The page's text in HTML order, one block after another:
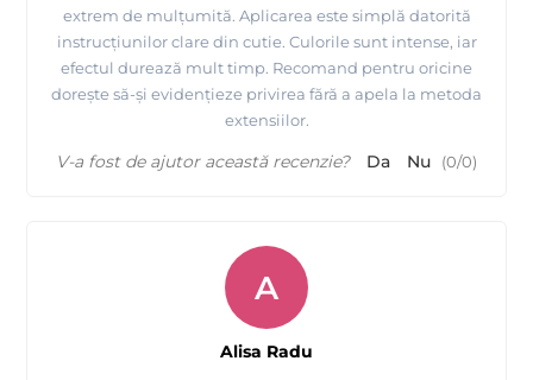
extrem de mulțumită. Aplicarea este simplă datorită
instrucțiunilor clare din cutie. Culorile sunt intense, iar
efectul durează mult timp. Recomand pentru oricine
dorește să-și evidențieze privirea fără a apela la metoda
extensiilor.
V-a fost de ajutor această recenzie? Da Nu (0/0)
A
Alisa Radu